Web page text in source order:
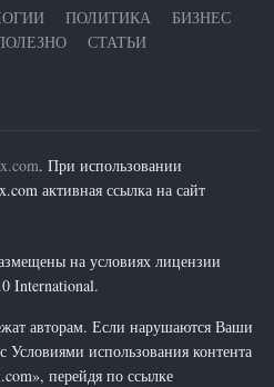
ПОЛИТИКА
БИЗНЕС
СТАТЬИ
. При использовании
активная ссылка на сайт
на условиях лицензии
International.
авторам. Если нарушаются Ваши
Условиями использования контента
перейдя по ссылке